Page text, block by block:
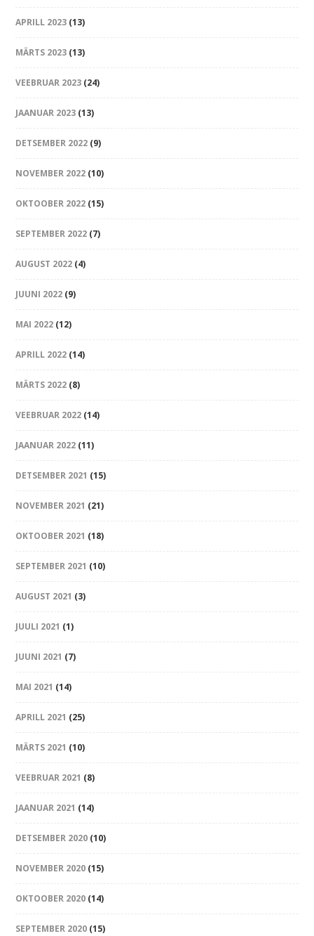
APRILL 2023 (13)
MÄRTS 2023 (13)
VEEBRUAR 2023 (24)
JAANUAR 2023 (13)
DETSEMBER 2022 (9)
NOVEMBER 2022 (10)
OKTOOBER 2022 (15)
SEPTEMBER 2022 (7)
AUGUST 2022 (4)
JUUNI 2022 (9)
MAI 2022 (12)
APRILL 2022 (14)
MÄRTS 2022 (8)
VEEBRUAR 2022 (14)
JAANUAR 2022 (11)
DETSEMBER 2021 (15)
NOVEMBER 2021 (21)
OKTOOBER 2021 (18)
SEPTEMBER 2021 (10)
AUGUST 2021 (3)
JUULI 2021 (1)
JUUNI 2021 (7)
MAI 2021 (14)
APRILL 2021 (25)
MÄRTS 2021 (10)
VEEBRUAR 2021 (8)
JAANUAR 2021 (14)
DETSEMBER 2020 (10)
NOVEMBER 2020 (15)
OKTOOBER 2020 (14)
SEPTEMBER 2020 (15)